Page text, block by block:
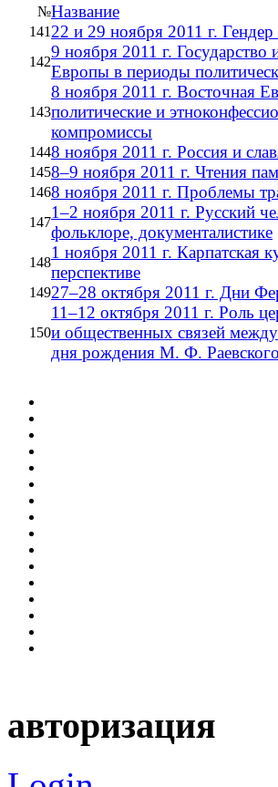
№Название
141 22 и 29 ноября 2011 г.
142
9 ноября 2011 г.
Европы в периоды
143
8 ноября 2011 г. Восточная
политические и
компромиссы
1448 ноября 2011 г. Россия и
1458–9 ноября 2011 г. Чтения
1468 ноября 2011 г. Проблемы
147
1–2 ноября 2011 г. Русский
фольклоре, документалистике
148
1 ноября 2011 г. Карпатская
перспективе
14927–28 октября 2011 г. Дни
150
11–12 октября 2011 г. Роль
и общественных связей
дня рождения М. Ф.
авторизация